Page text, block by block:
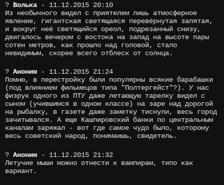
? Волька - 11.12.2015 20:10
Из необычного видел с приятелем лишь атмосферное
явление, гигантская светящаяся перевёрнутая запятая,
и вокруг неё светящийся ореол, подрезанный снизу,
двигалось вечером с востока на запад на высоте пары
сотен метров, как прошло над головой, стало
невидимым, скорее всего отблеск от солнца.
? Аноним - 11.12.2015 21:24
Помню, в перестройку были популярны всякие барабашки
(под влиянием фильмецов типа "Полтергейст"?). У нас
физрук одного из ПТУ даже летающую тарелку видел с
сыном (учившимся в одном классе) на заре над дорогой
на рыбалку, в газете даже заметку тиснули, весь город
зачитывался. А еще Кашпировский банки по центральным
каналам заряжал - вот где самое чудо было, которому
весь советский народ, понимаишь, свидетель.
? Аноним - 11.12.2015 21:32
Летучие мыши можно отнести к вампирам, типо как
вариант.